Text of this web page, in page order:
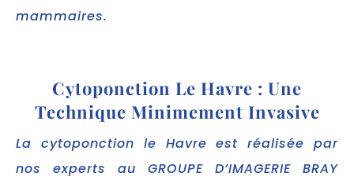
mammaires.
Cytoponction Le Havre : Une
Technique Minimement Invasive
La cytoponction le Havre est réalisée par
nos experts au GROUPE D’IMAGERIE BRAY